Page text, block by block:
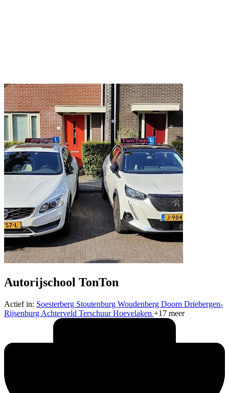
Autorijschool TonTon
Actief in: Soesterberg Stoutenburg Woudenberg Doorn Driebergen-
Rijsenburg Achterveld TerschuurHoevelaken +17 meer